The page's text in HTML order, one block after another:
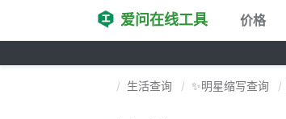
爱问在线工具 价格
生活查询 ✨明星缩写查询